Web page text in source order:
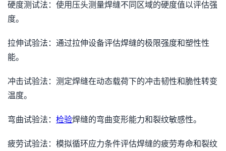
硬度测试法：使用压头测量焊缝不同区域的硬度值以评估强
度。
拉伸试验法：通过拉伸设备评估焊缝的极限强度和塑性性
能。
冲击试验法：测定焊缝在动态载荷下的冲击韧性和脆性转变
温度。
弯曲试验法： 检验焊缝的弯曲变形能力和裂纹敏感性。
疲劳试验法：模拟循环应力条件评估焊缝的疲劳寿命和裂纹